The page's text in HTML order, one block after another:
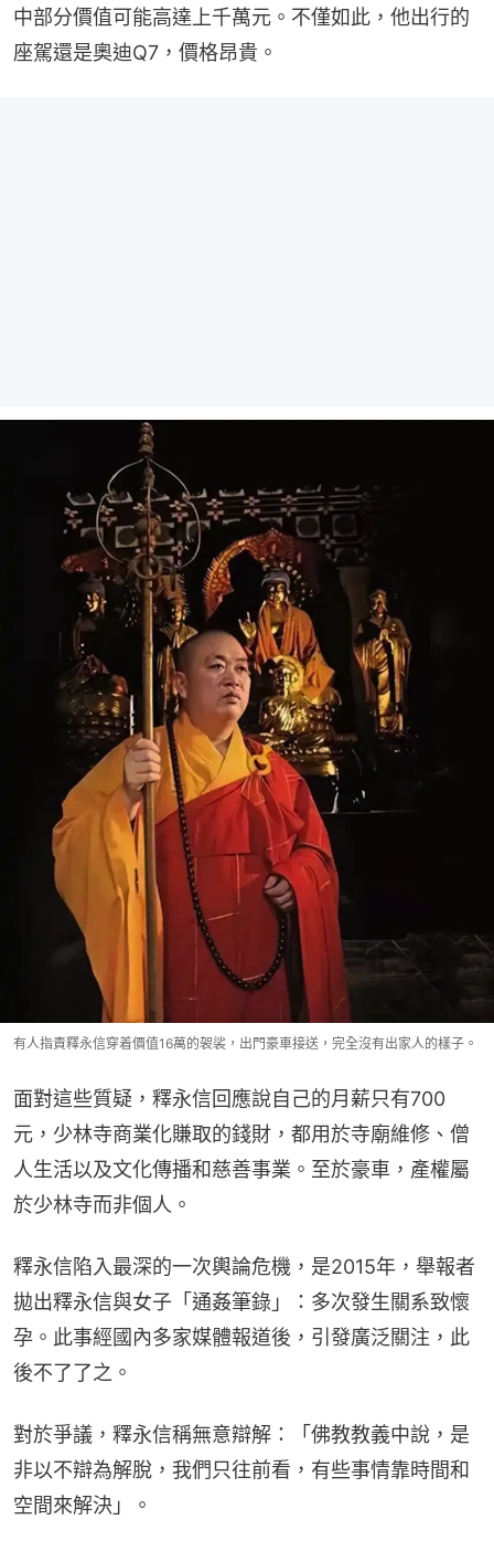
中部分價值可能高達上千萬元。不僅如此，他出行的
座駕還是奧迪Q7，價格昂貴。
有人指責釋永信穿着價值16萬的袈裟，出門豪車接送，完全沒有出家人的樣子。
面對這些質疑，釋永信回應說自己的月薪只有700
元，少林寺商業化賺取的錢財，都用於寺廟維修、僧
人生活以及文化傳播和慈善事業。至於豪車，產權屬
於少林寺而非個人。
釋永信陷入最深的一次輿論危機，是2015年，舉報者
拋出釋永信與女子「通姦筆錄」：多次發生關系致懷
孕。此事經國內多家媒體報道後，引發廣泛關注，此
後不了了之。
對於爭議，釋永信稱無意辯解：「佛教教義中說，是
非以不辯為解脫，我們只往前看，有些事情靠時間和
空間來解決」。